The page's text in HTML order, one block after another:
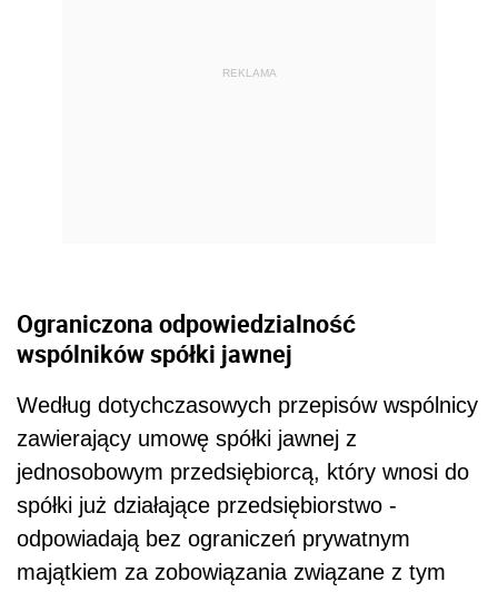
REKLAMA
Ograniczona odpowiedzialność
wspólników spółki jawnej
Według dotychczasowych przepisów wspólnicy
zawierający umowę spółki jawnej z
jednosobowym przedsiębiorcą, który wnosi do
spółki już działające przedsiębiorstwo -
odpowiadają bez ograniczeń prywatnym
majątkiem za zobowiązania związane z tym